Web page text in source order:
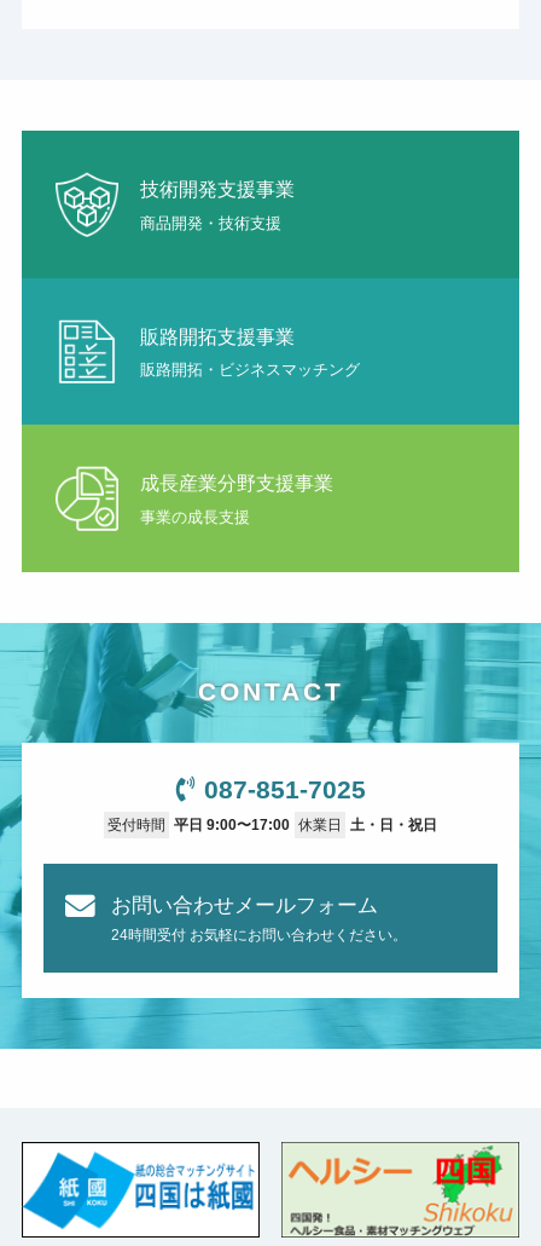
技術開発支援事業
商品開発・技術支援
販路開拓支援事業
販路開拓・ビジネスマッチング
成長産業分野支援事業
事業の成長支援
CONTACT
087-851-7025
受付時間 平日 9:00〜17:00 休業日 土・日・祝日
お問い合わせメールフォーム
24時間受付 お気軽にお問い合わせください。